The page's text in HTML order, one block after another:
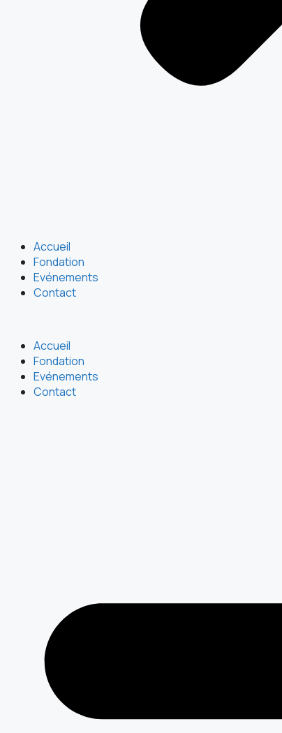
Accueil
Fondation
Evénements
Contact
Accueil
Fondation
Evénements
Contact